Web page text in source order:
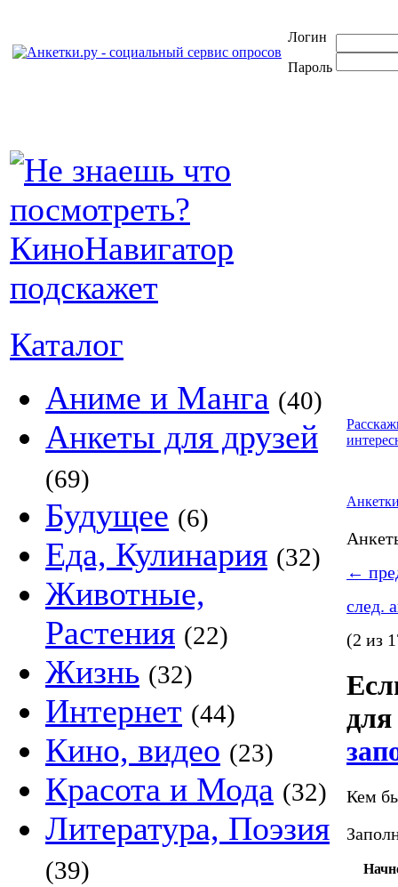
Логин
Пароль
Каталог
Аниме и Манга (40)
Анкеты для друзей
(69)
Будущее (6)
Еда, Кулинария (32)
Животные,
Растения (22)
Жизнь (32)
Интернет (44)
Кино, видео (23)
Красота и Мода (32)
Литература, Поэзия
(39)
←
след.
(2 из
Кем